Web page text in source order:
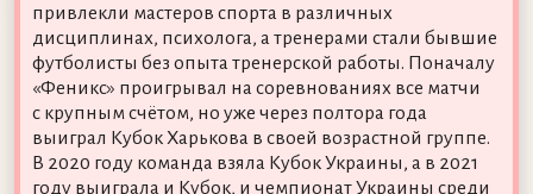
привлекли мастеров спорта в различных
дисциплинах, психолога, а тренерами стали бывшие
футболисты без опыта тренерской работы. Поначалу
«Феникс» проигрывал на соревнованиях все матчи
с крупным счётом, но уже через полтора года
выиграл Кубок Харькова в своей возрастной группе.
В 2020 году команда взяла Кубок Украины, а в 2021
году выиграла и Кубок, и чемпионат Украины среди